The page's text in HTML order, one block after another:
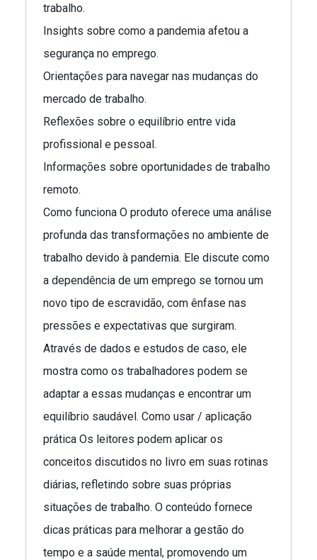
trabalho.
Insights sobre como a pandemia afetou a
segurança no emprego.
Orientações para navegar nas mudanças do
mercado de trabalho.
Reflexões sobre o equilíbrio entre vida
profissional e pessoal.
Informações sobre oportunidades de trabalho
remoto.
Como funciona O produto oferece uma análise
profunda das transformações no ambiente de
trabalho devido à pandemia. Ele discute como
a dependência de um emprego se tornou um
novo tipo de escravidão, com ênfase nas
pressões e expectativas que surgiram.
Através de dados e estudos de caso, ele
mostra como os trabalhadores podem se
adaptar a essas mudanças e encontrar um
equilíbrio saudável. Como usar / aplicação
prática Os leitores podem aplicar os
conceitos discutidos no livro em suas rotinas
diárias, refletindo sobre suas próprias
situações de trabalho. O conteúdo fornece
dicas práticas para melhorar a gestão do
tempo e a saúde mental, promovendo um